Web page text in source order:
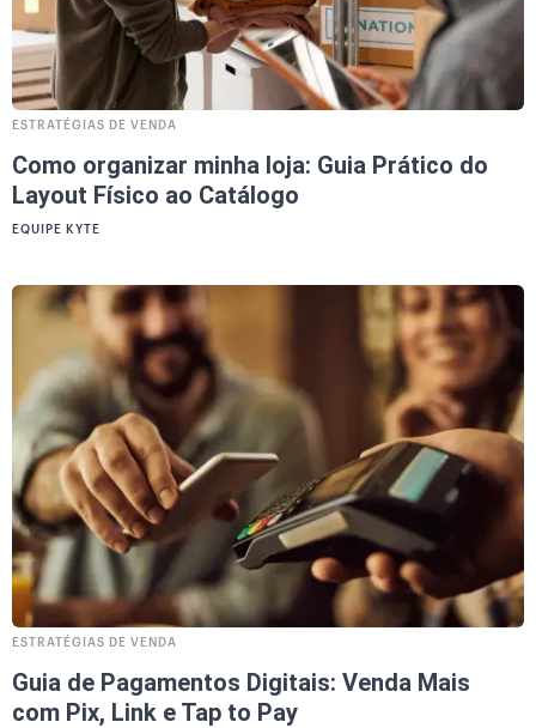
ESTRATÉGIAS DE VENDA
Como organizar minha loja: Guia Prático do
Layout Físico ao Catálogo
EQUIPE KYTE
ESTRATÉGIAS DE VENDA
Guia de Pagamentos Digitais: Venda Mais
com Pix, Link e Tap to Pay